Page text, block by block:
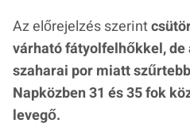
Az előrejelzés szerint
várható fátyolfelhőkkel,
szaharai por miatt
Napközben 31 és 35 fok
levegő.